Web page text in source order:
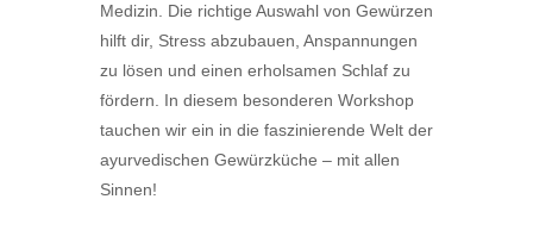
Medizin. Die richtige Auswahl von Gewürzen
hilft dir, Stress abzubauen, Anspannungen
zu lösen und einen erholsamen Schlaf zu
fördern. In diesem besonderen Workshop
tauchen wir ein in die faszinierende Welt der
ayurvedischen Gewürzküche – mit allen
Sinnen!